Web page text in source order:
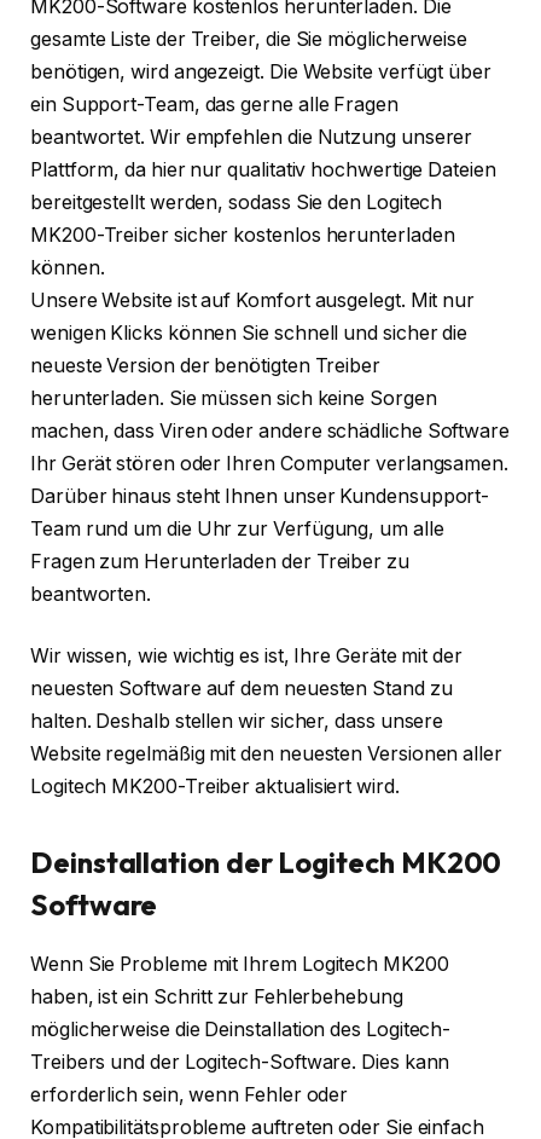
MK200-Software kostenlos herunterladen. Die
gesamte Liste der Treiber, die Sie möglicherweise
benötigen, wird angezeigt. Die Website verfügt über
ein Support-Team, das gerne alle Fragen
beantwortet. Wir empfehlen die Nutzung unserer
Plattform, da hier nur qualitativ hochwertige Dateien
bereitgestellt werden, sodass Sie den Logitech
MK200-Treiber sicher kostenlos herunterladen
können.
Unsere Website ist auf Komfort ausgelegt. Mit nur
wenigen Klicks können Sie schnell und sicher die
neueste Version der benötigten Treiber
herunterladen. Sie müssen sich keine Sorgen
machen, dass Viren oder andere schädliche Software
Ihr Gerät stören oder Ihren Computer verlangsamen.
Darüber hinaus steht Ihnen unser Kundensupport-
Team rund um die Uhr zur Verfügung, um alle
Fragen zum Herunterladen der Treiber zu
beantworten.
Wir wissen, wie wichtig es ist, Ihre Geräte mit der
neuesten Software auf dem neuesten Stand zu
halten. Deshalb stellen wir sicher, dass unsere
Website regelmäßig mit den neuesten Versionen aller
Logitech MK200-Treiber aktualisiert wird.
Deinstallation der Logitech MK200
Software
Wenn Sie Probleme mit Ihrem Logitech MK200
haben, ist ein Schritt zur Fehlerbehebung
möglicherweise die Deinstallation des Logitech-
Treibers und der Logitech-Software. Dies kann
erforderlich sein, wenn Fehler oder
Kompatibilitätsprobleme auftreten oder Sie einfach